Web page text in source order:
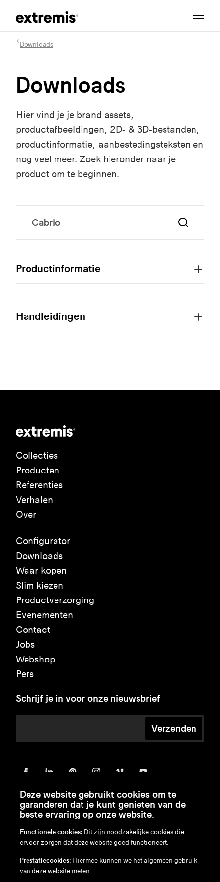
Downloads
Downloads
Hier vind je je brand assets,
productafbeeldingen, 2D- & 3D-bestanden,
productinformatie, aanbestedingsteksten en
nog veel meer. Zoek hieronder naar je
product om te beginnen.
Productinformatie
Handleidingen
Collecties
Producten
Referenties
Verhalen
Over
Configurator
Downloads
Waar kopen
Slim kiezen
Productverzorging
Evenementen
Contact
Jobs
Webshop
Pers
Schrijf je in voor onze nieuwsbrief
Verzenden
en/nl/fr/de
Disclaimer
Deze website gebruikt cookies om te
garanderen dat je kunt genieten van de
beste ervaring op onze website.
Functionele cookies: Dit zijn noodzakelijke cookies die
ervoor zorgen dat deze website goed functioneert.
Prestatiecookies: Hiermee kunnen we het algemeen gebruik
van deze website meten.